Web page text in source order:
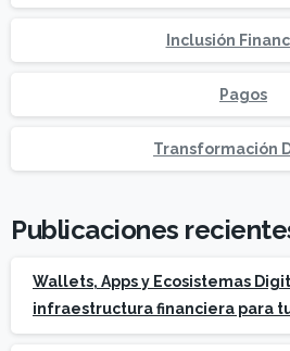
Inclusión
Pagos
Transformación
Publicaciones
Wallets, Apps y Ecosistemas
infraestructura financiera para